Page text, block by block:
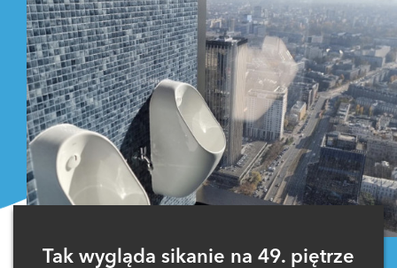
Tak wygląda sikanie na 49. piętrze